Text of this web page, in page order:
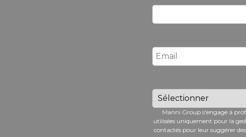
Manni Group s'engage à
utilisées uniquement pour la
contactés pour leur suggérer